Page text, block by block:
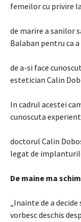
femeilor cu privire
de marire a sanilor
Balaban pentru ca
de a-si face
estetician Calin
In cadrul acestei
cunoscuta
doctorul Calin
legat de
De maine ma
„Inainte de a
vorbesc deschis